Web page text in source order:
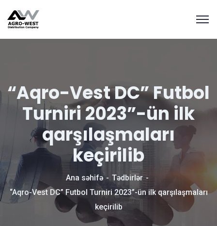
“Aqro-Vest DC” Futbol
Turniri 2023”-ün ilk
qarşılaşmaları
keçirilib
Ana səhifə
Tədbirlər
“Aqro-Vest DC” Futbol Turniri 2023”-ün ilk qarşılaşmaları
keçirilib